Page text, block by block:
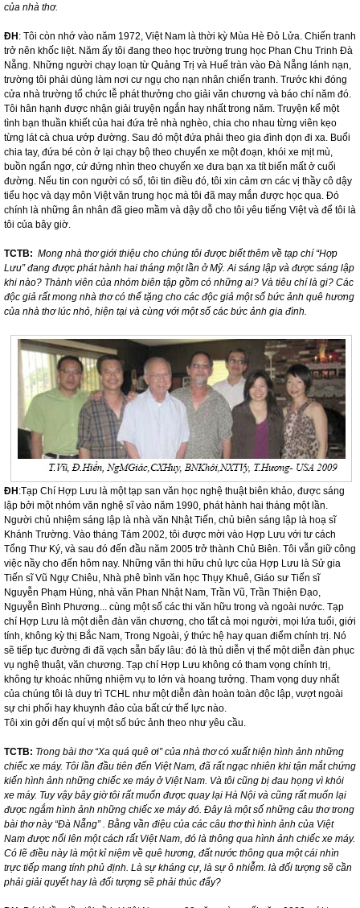
của nhà thơ.
ĐH : Tôi còn nhớ vào năm 1972, Việt Nam là thời kỳ Mùa Hè Đỏ Lửa. Chiến tranh
trở nên khốc liệt. Năm ấy tôi đang theo học trường trung học Phan Chu Trinh Đà
Nẵng. Những người chạy loạn từ Quảng Trị và Huế tràn vào Đà Nẵng lánh nạn,
trường tôi phải dùng làm nơi cư ngụ cho nạn nhân chiến tranh. Trước khi đóng
cửa nhà trường tổ chức lễ phát thưởng cho giải văn chương và báo chí năm đó.
Tôi hân hạnh được nhận giải truyện ngắn hay nhất trong năm. Truyện kể một
tình bạn thuần khiết của hai đứa trẻ nhà nghèo, chia cho nhau từng viên kẹo
từng lát cà chua ướp đường. Sau đó một đứa phải theo gia đình dọn đi xa. Buổi
chia tay, đứa bé còn ở lại chạy bộ theo chuyến xe một đoạn, khói xe mịt mù,
buồn ngẩn ngơ, cứ đứng nhìn theo chuyến xe đưa bạn xa tít biến mất ở cuối
đường. Nếu tin con người có số, tôi tin điều đó, tôi xin cảm ơn các vị thầy cô dậy
tiểu học và dạy môn Việt văn trung học mà tôi đã may mắn được học qua. Đó
chính là những ân nhân đã gieo mầm và dậy dỗ cho tôi yêu tiếng Việt và để tôi là
tôi của bây giờ.
TCTB: Mong nhà thơ giới thiệu cho chúng tôi được biết thêm về tạp chí “Hợp
Lưu” đang được phát hành hai tháng một lần ở Mỹ. Ai sáng lập và được sáng lập
khi nào? Thành viên của nhóm biên tập gồm có những ai? Và tiêu chí là gi? Các
độc giả rất mong nhà thơ có thể tặng cho các độc giả một số bức ảnh quê hương
của nhà thơ lúc nhỏ, hiện tại và cùng với một số các bức ảnh gia đình.
ĐH :Tạp Chí Hợp Lưu là một tạp san văn học nghệ thuật biên khảo, được sáng
lập bởi một nhóm văn nghệ sĩ vào năm 1990, phát hành hai tháng một lần.
Người chủ nhiệm sáng lập là nhà văn Nhật Tiến, chủ biên sáng lập là hoạ sĩ
Khánh Trường. Vào tháng Tám 2002, tôi được mời vào Hợp Lưu với tư cách
Tổng Thư Ký, và sau đó đến đầu năm 2005 trở thành Chủ Biên. Tôi vẫn giữ công
việc nầy cho đến hôm nay. Những văn thi hữu chủ lực của Hợp Lưu là Sử gia
Tiến sĩ Vũ Ngự Chiêu, Nhà phê bình văn học Thụy Khuê, Giáo sư Tiến sĩ
Nguyễn Phạm Hùng, nhà văn Phan Nhật Nam, Trần Vũ, Trần Thiện Đạo,
Nguyễn Bình Phương... cùng một số các thi văn hữu trong và ngoài nước. Tạp
chí Hợp Lưu là một diễn đàn văn chương, cho tất cả mọi người, mọi lứa tuổi, giới
tính, không kỳ thị Bắc Nam, Trong Ngoài, ý thức hệ hay quan điểm chính trị. Nó
sẽ tiếp tục đường đi đã vạch sẵn bấy lâu: đó là thủ diễn vị thế một diễn đàn phục
vụ nghệ thuật, văn chương. Tạp chí Hợp Lưu không có tham vọng chính trị,
không tự khoác những nhiệm vụ to lớn và hoang tưởng. Tham vọng duy nhất
của chúng tôi là duy trì TCHL như một diễn đàn hoàn toàn độc lập, vượt ngoài
sự chi phối hay khuynh đảo của bất cứ thế lực nào.
Tôi xin gởi đến quí vị một số bức ảnh theo như yêu cầu.
TCTB: Trong bài thơ “Xa quá quê ơi” của nhà thơ có xuất hiện hình ảnh những
chiếc xe máy. Tôi lần đầu tiên đến Việt Nam, đã rất ngạc nhiên khi tận mắt chứng
kiến hình ảnh những chiếc xe máy ở ViệtNam. Và tôi cũng bị đau họng vì khói
xe máy. Tuy vậy bây giờ tôi rất muốn được quay lại Hà Nội và cũng rất muốn lại
được ngắm hình ảnh những chiếc xe máy đó. Đây là một số những câu thơ trong
bài thơ này “Đà Nẵng” . Bằng vần điệu của các câu thơ thì hình ảnh của Việt
Nam được nổi lên một cách rất Việt Nam, đó là thông qua hình ảnh chiếc xe máy.
Có lẽ điều này là một kỉ niệm về quê hương, đất nước thông qua một cái nhìn
trực tiếp mang tính phủ định. Là sự kháng cự, là sự ô nhiễm. là đối tượng sẽ cần
phải giải quyết hay là đối tượng sẽ phải thúc đẩy?